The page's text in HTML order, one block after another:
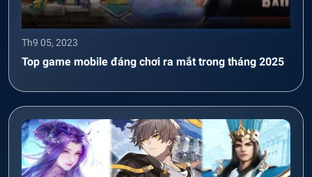
Th9 05, 2023
Top game mobile đáng chơi ra mắt trong tháng 2025